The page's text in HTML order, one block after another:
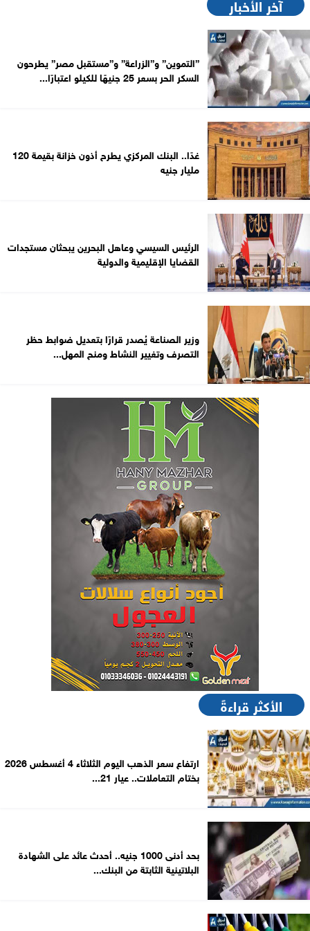
”التموين” و”الزراعة” و”مستقبل مصر” يطرحون
السكر الحر بسعر 25 جنيهًا للكيلو اعتبارًا...
غدًا.. البنك المركزي يطرح أذون خزانة بقيمة 120
مليار جنيه
الرئيس السيسي وعاهل البحرين يبحثان مستجدات
القضايا الإقليمية والدولية
وزير الصناعة يُصدر قرارًا بتعديل ضوابط حظر
التصرف وتغيير النشاط ومنح المهل...
الأكثر قراءةً
ارتفاع سعر الذهب اليوم الثلاثاء 4 أغسطس 2026
بختام التعاملات.. عيار 21...
بحد أدنى 1000 جنيه.. أحدث عائد على الشهادة
البلاتينية الثابتة من البنك...